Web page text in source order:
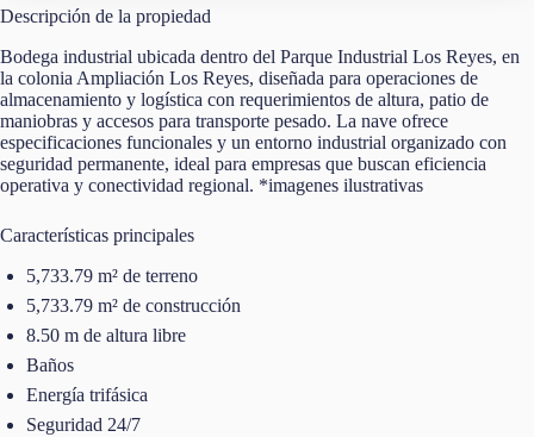
Descripción de la propiedad
Bodega industrial ubicada dentro del Parque Industrial Los Reyes, en
la colonia Ampliación Los Reyes, diseñada para operaciones de
almacenamiento y logística con requerimientos de altura, patio de
maniobras y accesos para transporte pesado. La nave ofrece
especificaciones funcionales y un entorno industrial organizado con
seguridad permanente, ideal para empresas que buscan eficiencia
operativa y conectividad regional. *imagenes ilustrativas
Características principales
5,733.79 m² de terreno
5,733.79 m² de construcción
8.50 m de altura libre
Baños
Energía trifásica
Seguridad 24/7